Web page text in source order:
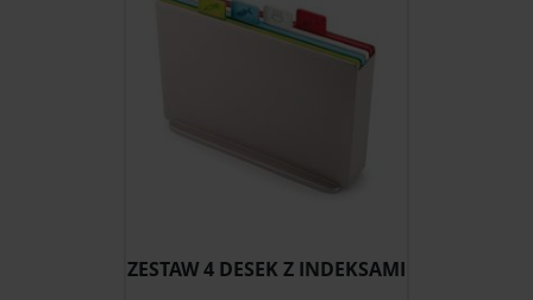
ZESTAW 4 DESEK Z INDEKSAMI